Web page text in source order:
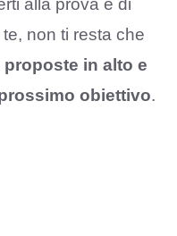
alla prova e di
non ti resta che
proposte in alto e
obiettivo.